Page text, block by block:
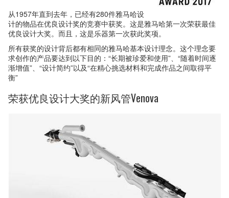
从1957年直到去年，已经有280件雅马哈设
计的物品在优良设计奖的竞赛中获奖。这是雅马哈第一次荣获最佳
优良设计大奖。而且，这是乐器第一次获此奖项。
所有获奖的设计背后都有相同的雅马哈基本设计理念。这个理念要
求创作的产品要达到以下目的：“长期被珍爱和使用”、“随着时间逐
渐增值”、“设计简约”以及“在精心挑选材料和完成作品之间取得平
衡”
荣获优良设计大奖的新风管Venova